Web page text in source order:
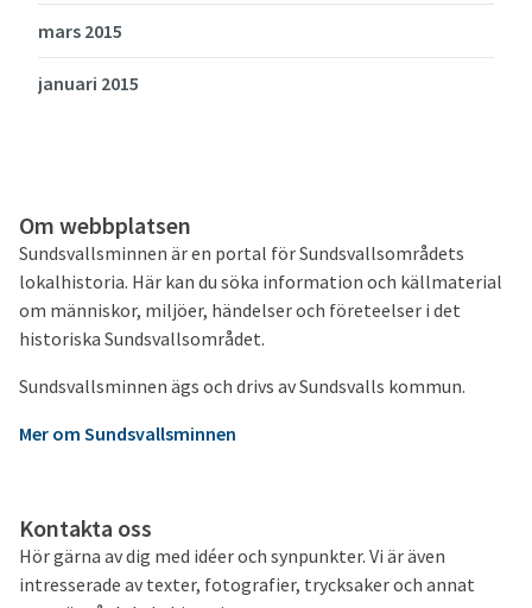
mars 2015
januari 2015
Om webbplatsen
Sundsvallsminnen är en portal för Sundsvallsområdets
lokalhistoria. Här kan du söka information och källmaterial
om människor, miljöer, händelser och företeelser i det
historiska Sundsvallsområdet.
Sundsvallsminnen ägs och drivs av Sundsvalls kommun.
Mer om Sundsvallsminnen
Kontakta oss
Hör gärna av dig med idéer och synpunkter. Vi är även
intresserade av texter, fotografier, trycksaker och annat